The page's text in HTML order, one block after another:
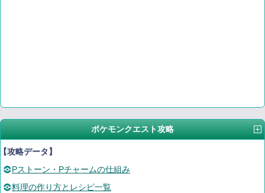
ポケモンクエスト攻略
攻略データ】
Pストーン・Pチャームの仕組み
料理の作り方とレシピ一覧